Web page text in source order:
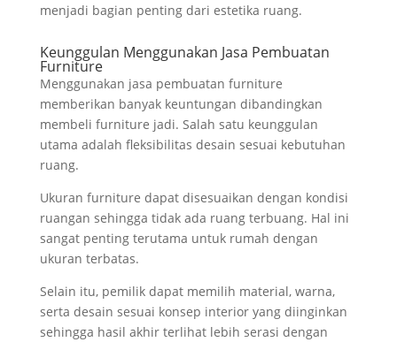
menjadi bagian penting dari estetika ruang.
Keunggulan Menggunakan Jasa Pembuatan
Furniture
Menggunakan jasa pembuatan furniture
memberikan banyak keuntungan dibandingkan
membeli furniture jadi. Salah satu keunggulan
utama adalah fleksibilitas desain sesuai kebutuhan
ruang.
Ukuran furniture dapat disesuaikan dengan kondisi
ruangan sehingga tidak ada ruang terbuang. Hal ini
sangat penting terutama untuk rumah dengan
ukuran terbatas.
Selain itu, pemilik dapat memilih material, warna,
serta desain sesuai konsep interior yang diinginkan
sehingga hasil akhir terlihat lebih serasi dengan